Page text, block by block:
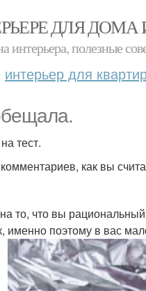
ДЛЯ ДОМА
интерьера, полезные
интерьер для
тест.
как вы
то, что вы рациональный
именно поэтому в вас